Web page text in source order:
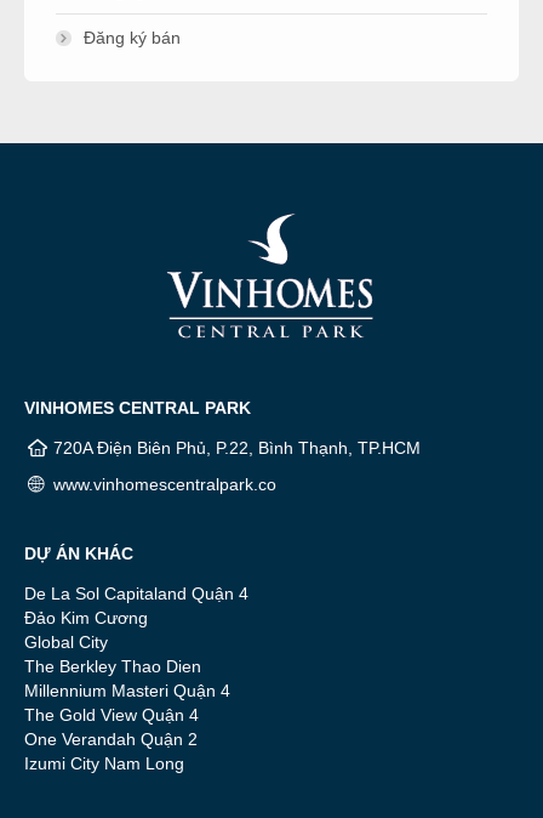
Đăng ký bán
VINHOMES CENTRAL PARK
720A Điện Biên Phủ, P.22, Bình Thạnh, TP.HCM
www.vinhomescentralpark.co
DỰ ÁN KHÁC
De La Sol Capitaland Quận 4
Đảo Kim Cương
Global City
The Berkley Thao Dien
Millennium Masteri Quận 4
The Gold View Quận 4
One Verandah Quận 2
Izumi City Nam Long